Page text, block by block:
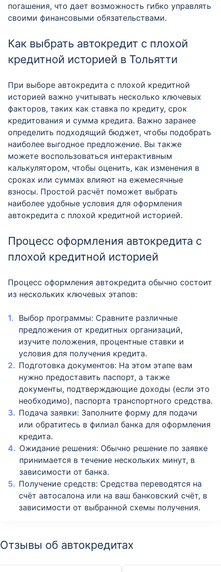
погашения, что дает возможность гибко управлять
своими финансовыми обязательствами.
Как выбрать автокредит с плохой
кредитной историей в Тольятти
При выборе автокредита с плохой кредитной
историей важно учитывать несколько ключевых
факторов, таких как ставка по кредиту, срок
кредитования и сумма кредита. Важно заранее
определить подходящий бюджет, чтобы подобрать
наиболее выгодное предложение. Вы также
можете воспользоваться интерактивным
калькулятором, чтобы оценить, как изменения в
сроках или суммах влияют на ежемесячные
взносы. Простой расчёт поможет выбрать
наиболее удобные условия для оформления
автокредита с плохой кредитной историей.
Процесс оформления автокредита с
плохой кредитной историей
Процесс оформления автокредита обычно состоит
из нескольких ключевых этапов:
Выбор программы: Сравните различные
предложения от кредитных организаций,
изучите положения, процентные ставки и
условия для получения кредита.
Подготовка документов: На этом этапе вам
нужно предоставить паспорт, а также
документы, подтверждающие доходы (если это
необходимо), паспорта транспортного средства.
Подача заявки: Заполните форму для подачи
или обратитесь в филиал банка для оформления
кредита.
Ожидание решения: Обычно решение по заявке
принимается в течение нескольких минут, в
зависимости от банка.
Получение средств: Средства переводятся на
счёт автосалона или на ваш банковский счёт, в
зависимости от выбранной схемы получения.
Отзывы об автокредитах